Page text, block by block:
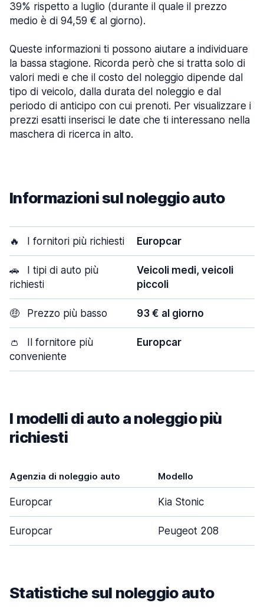
39% rispetto a luglio (durante il quale il prezzo
medio è di 94,59 € al giorno).
Queste informazioni ti possono aiutare a individuare
la bassa stagione. Ricorda però che si tratta solo di
valori medi e che il costo del noleggio dipende dal
tipo di veicolo, dalla durata del noleggio e dal
periodo di anticipo con cui prenoti. Per visualizzare i
prezzi esatti inserisci le date che ti interessano nella
maschera di ricerca in alto.
Informazioni sul noleggio auto
🔥 I fornitori più richiesti Europcar
🚗
I tipi di auto più
richiesti
Veicoli medi, veicoli
piccoli
🤑 Prezzo più basso 93 € al giorno
👛
Il fornitore più
conveniente
Europcar
I modelli di auto a noleggio più
richiesti
Agenzia di noleggio auto Modello
Europcar Kia Stonic
Europcar Peugeot 208
Statistiche sul noleggio auto